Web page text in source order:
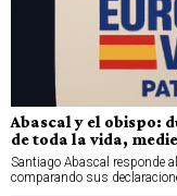
Abascal y el obispo:
de toda la vida,
Santiago Abascal responde
comparando sus